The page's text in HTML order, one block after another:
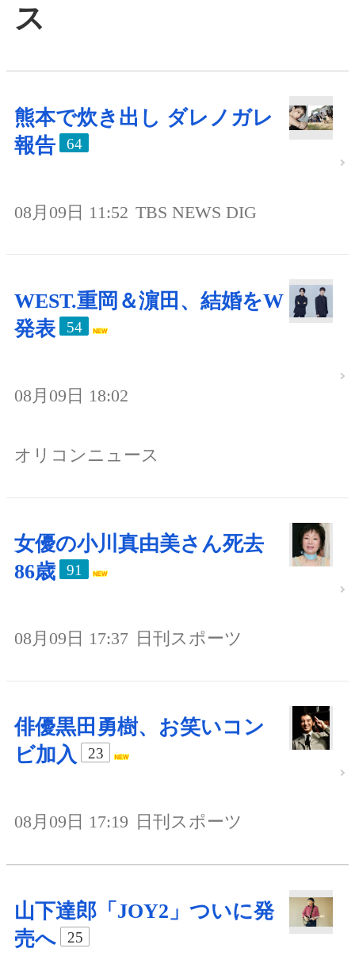
ス
熊本で炊き出し ダレノガレ
報告
64
08月09日 11:52 TBS NEWS DIG
WEST.重岡＆濵田、結婚をW
発表
54
08月09日 18:02
オリコンニュース
女優の小川真由美さん死去
86歳
91
08月09日 17:37 日刊スポーツ
俳優黒田勇樹、お笑いコン
ビ加入
23
08月09日 17:19 日刊スポーツ
山下達郎「JOY2」ついに発
売へ
25